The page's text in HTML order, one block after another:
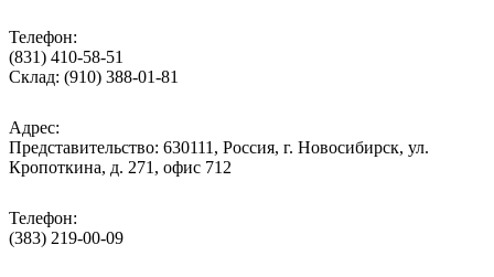
Телефон:
(831) 410-58-51
Склад: (910) 388-01-81
Адрес:
Представительство: 630111, Россия, г. Новосибирск, ул.
Кропоткина, д. 271, офис 712
Телефон:
(383) 219-00-09